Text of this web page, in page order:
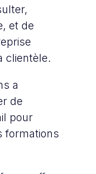
et de
clientèle.
a
de
pour
formations